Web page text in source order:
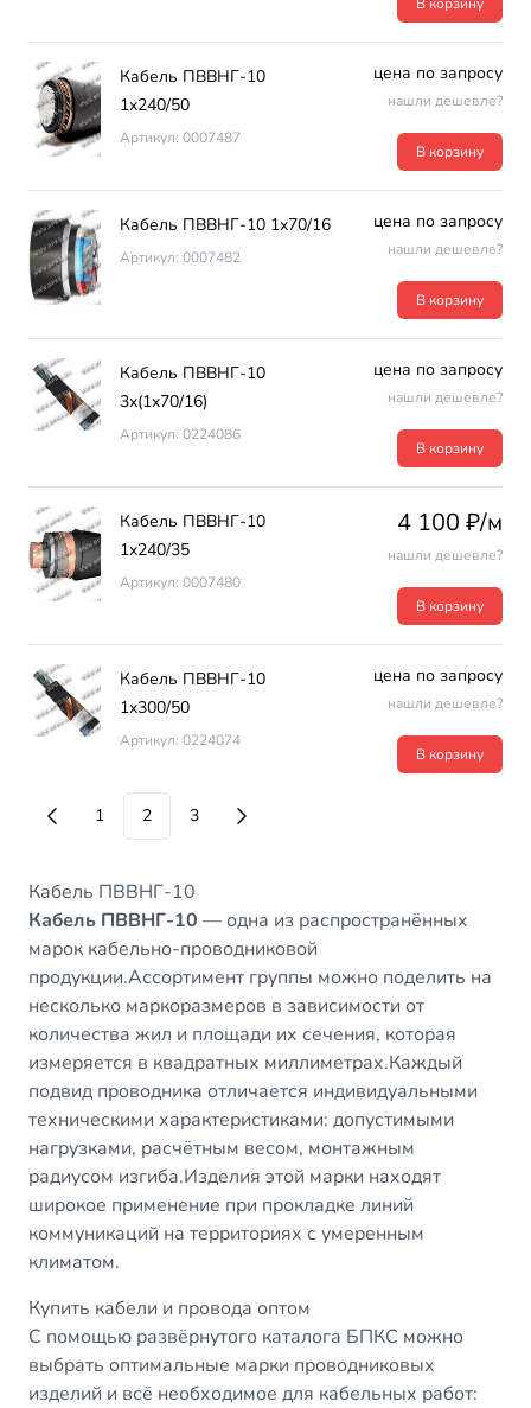
Кабель ПВВНГ-10
1х240/50
Артикул: 0007487
цена по запросу
нашли дешевле?
В корзину
Кабель ПВВНГ-10 1х70/16
Артикул: 0007482
цена по запросу
нашли дешевле?
В корзину
Кабель ПВВНГ-10
3х(1х70/16)
Артикул: 0224086
цена по запросу
нашли дешевле?
В корзину
Кабель ПВВНГ-10
1х240/35
Артикул: 0007480
4 100 ₽/м
нашли дешевле?
В корзину
Кабель ПВВНГ-10
1х300/50
Артикул: 0224074
цена по запросу
нашли дешевле?
В корзину
1 2 3
Кабель ПВВНГ-10
Кабель ПВВНГ-10 — одна из распространённых
марок кабельно-проводниковой
продукции.Ассортимент группы можно поделить на
несколько маркоразмеров в зависимости от
количества жил и площади их сечения, которая
измеряется в квадратных миллиметрах.Каждый
подвид проводника отличается индивидуальными
техническими характеристиками: допустимыми
нагрузками, расчётным весом, монтажным
радиусом изгиба.Изделия этой марки находят
широкое применение при прокладке линий
коммуникаций на территориях с умеренным
климатом.
Купить кабели и провода оптом
С помощью развёрнутого каталога БПКС можно
выбрать оптимальные марки проводниковых
изделий и всё необходимое для кабельных работ: